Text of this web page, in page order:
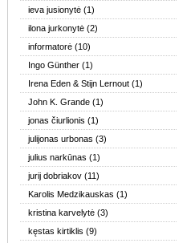
ieva jusionytė (1)
ilona jurkonytė (2)
informatorė (10)
Ingo Günther (1)
Irena Eden & Stijn Lernout (1)
John K. Grande (1)
jonas čiurlionis (1)
julijonas urbonas (3)
julius narkūnas (1)
jurij dobriakov (11)
Karolis Medzikauskas (1)
kristina karvelytė (3)
kęstas kirtiklis (9)